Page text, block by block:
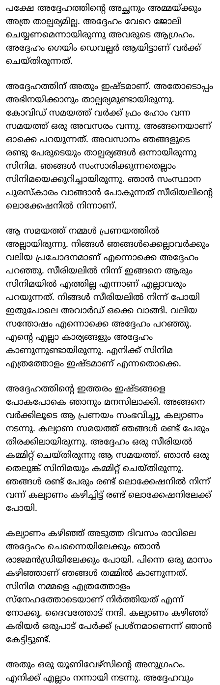
പക്ഷേ അദ്ദേഹത്തിന്റെ അച്ഛനും അമ്മയ്ക്കും
അത്ര താല്പര്യമില്ല. അദ്ദേഹം വേറെ ജോലി
ചെയ്യണമെന്നായിരുന്നു അവരുടെ ആ​ഗ്രഹം.
അദ്ദേഹം ​ഗെയിം ഡെവല്പർ ആയിട്ടാണ് വർക്ക്
ചെയ്തിരുന്നത്.
അദ്ദേഹത്തിന് അതും ഇഷ്ടമാണ്. അതോടൊപ്പം
അഭിനയിക്കാനും താല്പര്യമുണ്ടായിരുന്നു.
കോവിഡ് സമയത്ത് വർക്ക് ഫ്രം ഹോം വന്ന
സമയത്ത് ഒരു അവസരം വന്നു. അങ്ങനെയാണ്
ഓക്കെ പറയുന്നത്. അവസാനം ഞങ്ങളുടെ
രണ്ടു പേരുടെയും താല്പര്യങ്ങൾ ഒന്നായിരുന്നു
സിനിമ. ഞങ്ങൾ സംസാരിക്കുന്നതെല്ലാം
സിനിമയെക്കുറിച്ചായിരുന്നു. ഞാൻ സംസ്ഥാന
പുരസ്കാരം വാങ്ങാൻ പോകുന്നത് സീരിയലിന്റെ
ലൊക്കേഷനിൽ നിന്നാണ്.
ആ സമയത്ത് നമ്മൾ പ്രണയത്തിൽ
അല്ലായിരുന്നു. നിങ്ങൾ ഞങ്ങൾക്കെല്ലാവർക്കും
വലിയ പ്രചോദനമാണ് എന്നൊക്കെ അദ്ദേഹം
പറഞ്ഞു. സീരിയലിൽ നിന്ന് ഇങ്ങനെ ആരും
സിനിമയിൽ എത്തില്ല എന്നാണ് എല്ലാവരും
പറയുന്നത്. നിങ്ങൾ സീരിയലിൽ നിന്ന് പോയി
ഇതുപോലെ അവാർഡ് ഒക്കെ വാങ്ങി. വലിയ
സന്തോഷം എന്നൊക്കെ അദ്ദേഹം പറഞ്ഞു.
എന്റെ എല്ലാ കാര്യങ്ങളും അ​ദ്ദേഹം
കാണുന്നുണ്ടായിരുന്നു. എനിക്ക് സിനിമ
എത്രത്തോളം ഇഷ്ടമാണ് എന്നതൊക്കെ.
അദ്ദേഹത്തിന്റെ ഇത്തരം ഇഷ്ടങ്ങളെ
പോകപോകെ ഞാനും മനസിലാക്കി. അങ്ങനെ
വർക്കിലൂടെ ആ പ്രണയം സംഭവിച്ചു, കല്യാണം
നടന്നു. കല്യാണ സമയത്ത് ‍ഞങ്ങൾ രണ്ട് പേരും
തിരക്കിലായിരുന്നു. അദ്ദേഹം ഒരു സീരിയൽ
കമ്മിറ്റ് ചെയ്തിരുന്നു ആ സമയത്ത്. ഞാൻ ഒരു
തെലുങ്ക് സിനിമയും കമ്മിറ്റ് ചെയ്തിരുന്നു.
ഞങ്ങൾ രണ്ട് പേരും രണ്ട് ലൊക്കേഷനിൽ നിന്ന്
വന്ന് കല്യാണം കഴിച്ചിട്ട് രണ്ട് ലൊക്കേഷനിലേക്ക്
പോയി.
കല്യാണം കഴിഞ്ഞ് അടുത്ത ദിവസം രാവിലെ
അദ്ദേഹം ചെന്നൈയിലേക്കും ഞാൻ
രാജമൻഡ്രിയിലേക്കും പോയി. പിന്നെ ഒരു മാസം
കഴിഞ്ഞാണ് ഞങ്ങൾ തമ്മിൽ കാണുന്നത്.
സിനിമ നമ്മളെ എത്രത്തോളം
സ്നേഹത്തോടെയാണ് നിർത്തിയത് എന്ന്
നോക്കൂ. ദൈവത്തോട് നന്ദി. കല്യാണം കഴിഞ്ഞ്
കരിയർ ഒരുപാട് പേർക്ക് പ്രശ്നമാണെന്ന് ഞാൻ
കേട്ടിട്ടുണ്ട്.
അതും ഒരു യൂണിവേഴ്സിന്റെ അനു​ഗ്രഹം.
എനിക്ക് എല്ലാം നന്നായി നടന്നു. അദ്ദേഹവും